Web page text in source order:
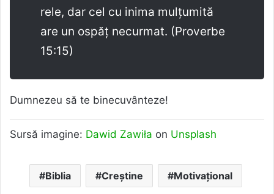
rele, dar cel cu inima mulțumită
are un ospăț necurmat. (Proverbe
15:15)
Dumnezeu să te binecuvânteze!
Sursă imagine: Dawid Zawiła on Unsplash
Biblia Creștine Motivațional